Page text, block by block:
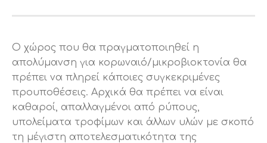
O χώρος που θα πραγματοποιηθεί η
απολύμανση για κορωναιό/μικροβιοκτονία θα
πρέπει να πληρεί κάποιες συγκεκριμένες
προυποθέσεις. Αρχικά θα πρέπει να είναι
καθαροί, απαλλαγμένοι από ρύπους,
υπολείματα τροφίμων και άλλων υλών με σκοπό
τη μέγιστη αποτελεσματικότητα της